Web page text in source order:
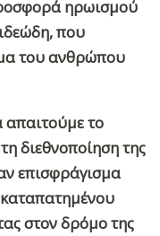
ηρωισμού
που
του ανθρώπου
απαιτούμε το
διεθνοποίηση της
επισφράγισμα
στον δρόμο της